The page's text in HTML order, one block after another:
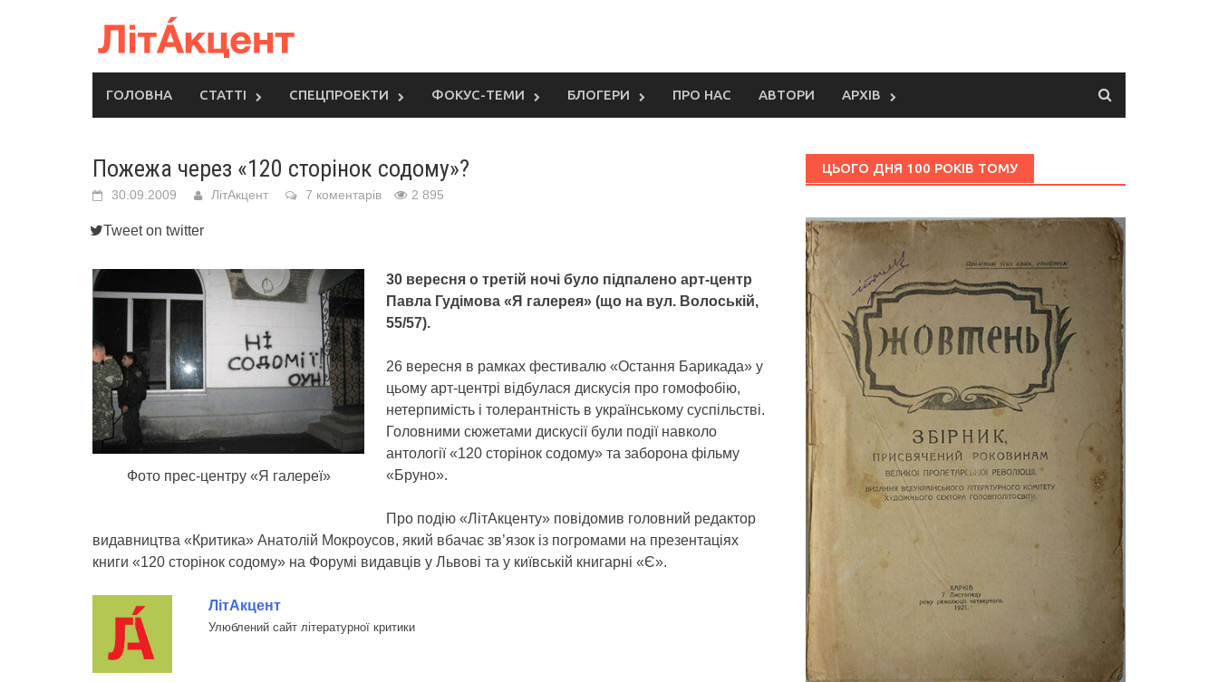
ГОЛОВНА СТАТТІ СПЕЦПРОЕКТИ ФОКУС-ТЕМИ БЛОГЕРИ ПРО НАС АВТОРИ АРХІВ
Пожежа через «120 сторінок содому»?
30.09.2009 ЛітАкцент 7 коментарів 2 895
Tweet on twitter
Фото прес-центру «Я галереї»
30 вересня о третій ночі було підпалено арт-центр
Павла Гудімова «Я галерея» (що на вул. Волоській,
55/57).
26 вересня в рамках фестивалю «Остання Барикада» у
цьому арт-центрі відбулася дискусія про гомофобію,
нетерпимість і толерантність в українському суспільстві.
Головними сюжетами дискусії були події навколо
антології «120 сторінок содому» та заборона фільму
«Бруно».
Про подію «ЛітАкценту» повідомив головний редактор
видавництва «Критика» Анатолій Мокроусов, який вбачає зв’язок із погромами на презентаціях
книги «120 сторінок содому» на Форумі видавців у Львові та у київській книгарні «Є».
ЛітАкцент
Улюблений сайт літературної критики
ЦЬОГО ДНЯ 100 РОКІВ ТОМУ